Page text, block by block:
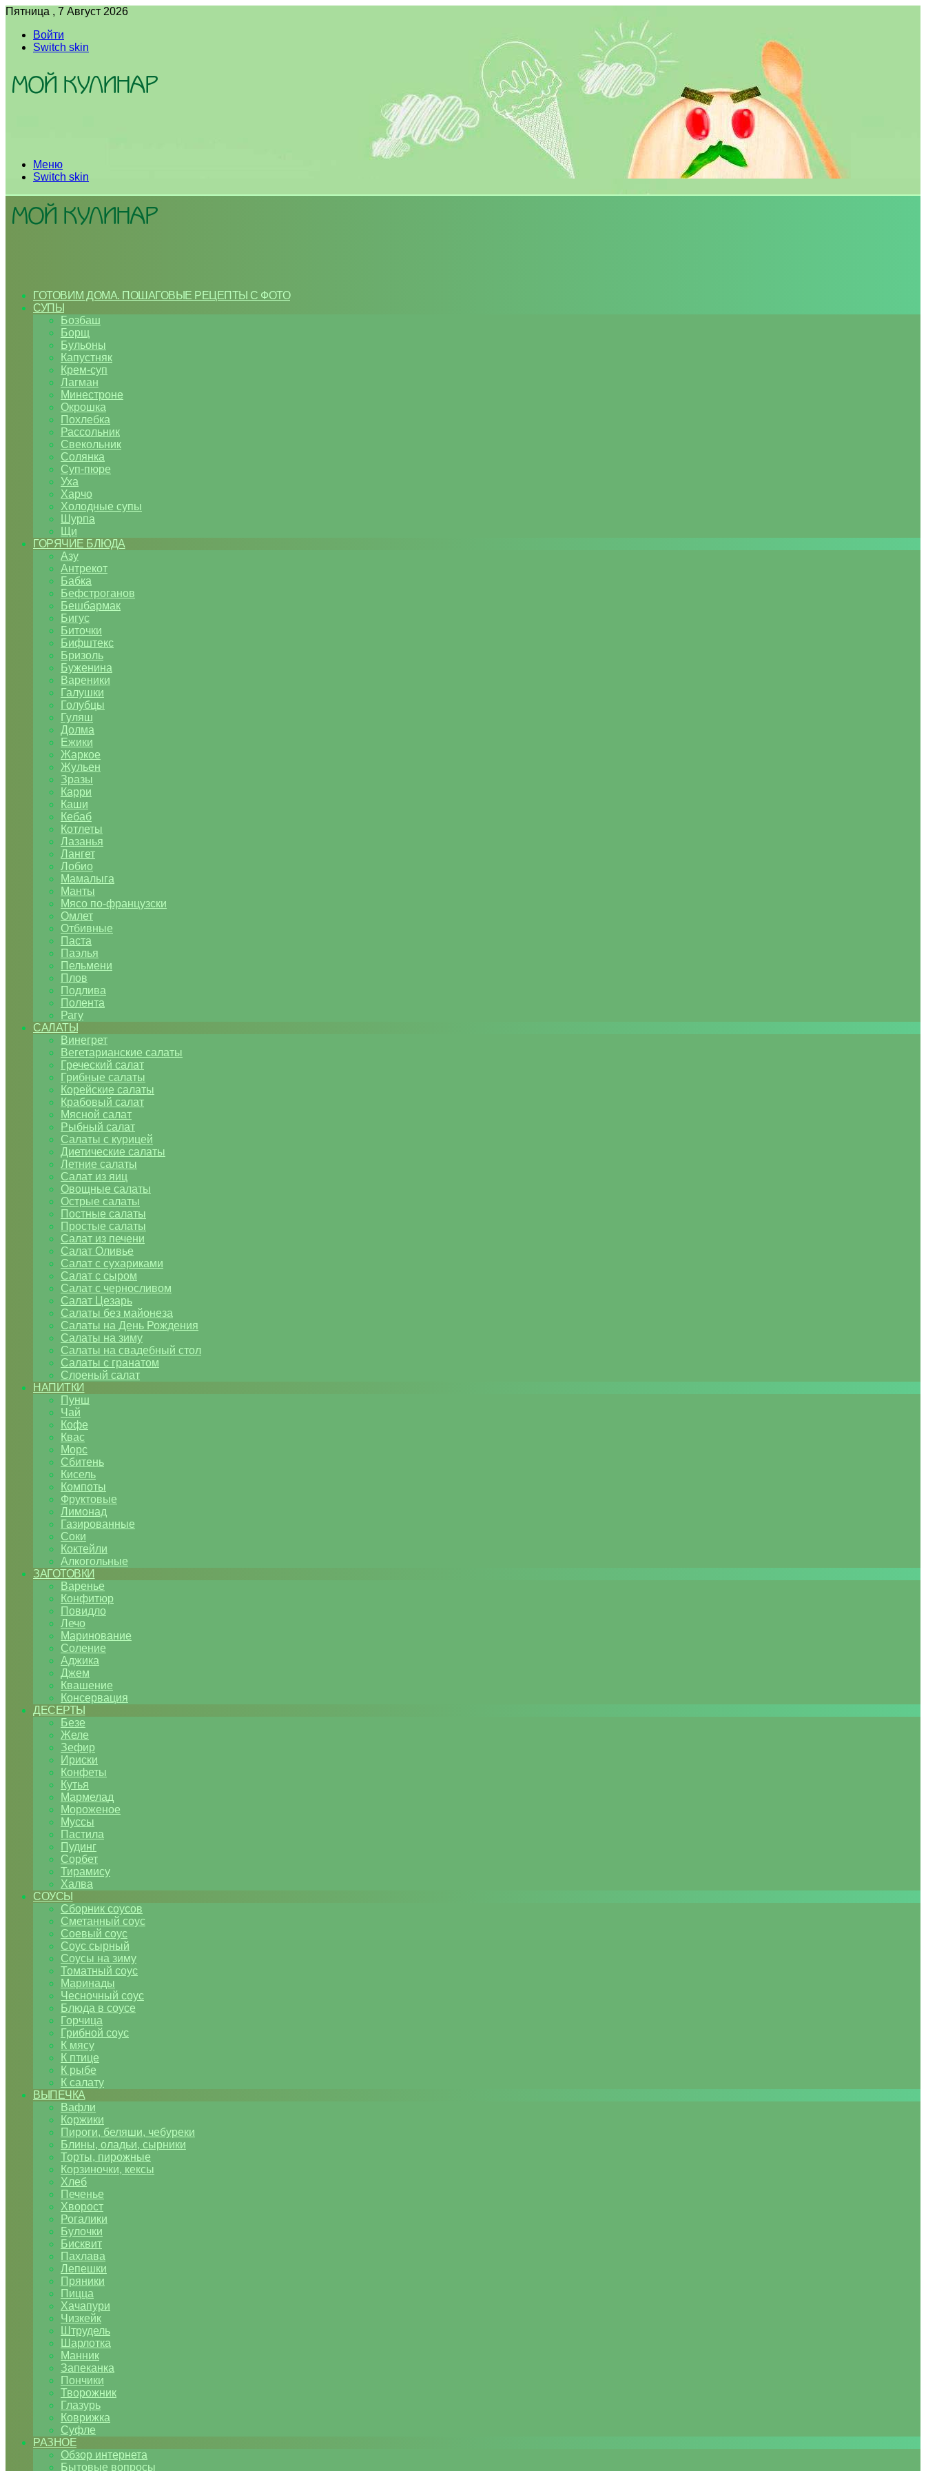
Пятница , 7 Август 2026
Войти
Switch skin
Меню
Switch skin
ГОТОВИМ ДОМА. ПОШАГОВЫЕ РЕЦЕПТЫ С ФОТО
СУПЫ
Бозбаш
Борщ
Бульоны
Капустняк
Крем-суп
Лагман
Минестроне
Окрошка
Похлебка
Рассольник
Свекольник
Солянка
Суп-пюре
Уха
Харчо
Холодные супы
Шурпа
Щи
ГОРЯЧИЕ БЛЮДА
Азу
Антрекот
Бабка
Бефстроганов
Бешбармак
Бигус
Биточки
Бифштекс
Бризоль
Буженина
Вареники
Галушки
Голубцы
Гуляш
Долма
Ежики
Жаркое
Жульен
Зразы
Карри
Каши
Кебаб
Котлеты
Лазанья
Лангет
Лобио
Мамалыга
Манты
Мясо по-французски
Омлет
Отбивные
Паста
Паэлья
Пельмени
Плов
Подлива
Полента
Рагу
САЛАТЫ
Винегрет
Вегетарианские салаты
Греческий салат
Грибные салаты
Корейские салаты
Крабовый салат
Мясной салат
Рыбный салат
Салаты с курицей
Диетические салаты
Летние салаты
Салат из яиц
Овощные салаты
Острые салаты
Постные салаты
Простые салаты
Салат из печени
Салат Оливье
Салат с сухариками
Салат с сыром
Салат с черносливом
Салат Цезарь
Салаты без майонеза
Салаты на День Рождения
Салаты на зиму
Салаты на свадебный стол
Салаты с гранатом
Слоеный салат
НАПИТКИ
Пунш
Чай
Кофе
Квас
Морс
Сбитень
Кисель
Компоты
Фруктовые
Лимонад
Газированные
Соки
Коктейли
Алкогольные
ЗАГОТОВКИ
Варенье
Конфитюр
Повидло
Лечо
Маринование
Соление
Аджика
Джем
Квашение
Консервация
ДЕСЕРТЫ
Безе
Желе
Зефир
Ириски
Конфеты
Кутья
Мармелад
Мороженое
Муссы
Пастила
Пудинг
Сорбет
Тирамису
Халва
СОУСЫ
Сборник соусов
Сметанный соус
Соевый соус
Соус сырный
Соусы на зиму
Томатный соус
Маринады
Чесночный соус
Блюда в соусе
Горчица
Грибной соус
К мясу
К птице
К рыбе
К салату
ВЫПЕЧКА
Вафли
Коржики
Пироги, беляши, чебуреки
Блины, оладьи, сырники
Торты, пирожные
Корзиночки, кексы
Хлеб
Печенье
Хворост
Рогалики
Булочки
Бисквит
Пахлава
Лепешки
Пряники
Пицца
Хачапури
Чизкейк
Штрудель
Шарлотка
Манник
Запеканка
Пончики
Творожник
Глазурь
Коврижка
Суфле
РАЗНОЕ
Обзор интернета
Бытовые вопросы